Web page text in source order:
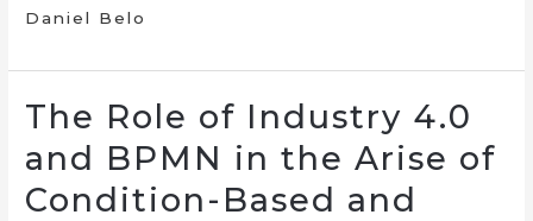
Daniel Belo
The Role of Industry 4.0
and BPMN in the Arise of
Condition-Based and